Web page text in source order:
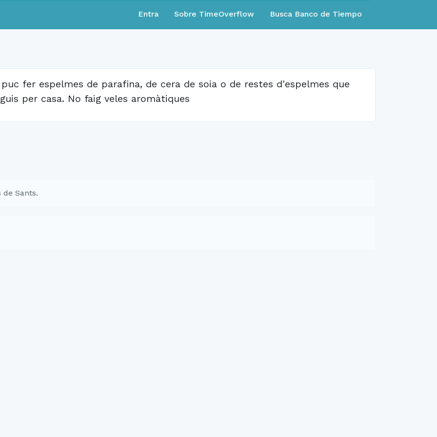
Entra Sobre TimeOverflow Busca Banco de Tiempo
fer espelmes de parafina, de cera de soia o de restes d'espelmes que
per casa. No faig veles aromàtiques
de Sants.